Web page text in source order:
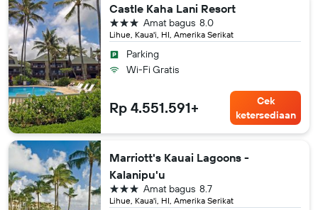
Castle Kaha Lani Resort
Lihue, Kaua'i, HI, Amerika Serikat
8.0
Amat bagus
bintang 3
Parking
Wi-Fi Gratis
Rp 4.551.591+
Cek
ketersediaan
Marriott's Kauai Lagoons -
Kalanipu'u
Lihue, Kaua'i, HI, Amerika Serikat
8.7
Amat bagus
bintang 3